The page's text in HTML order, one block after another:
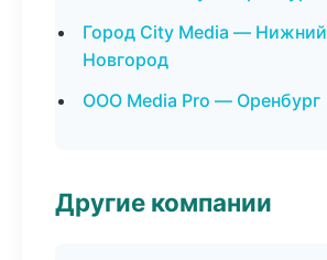
Город City Media — Нижний
Новгород
ООО Media Pro — Оренбург
Другие компании